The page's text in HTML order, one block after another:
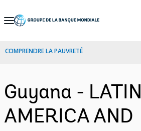
Skip
Navigation
COMPRENDRE LA PAUVRETÉ
Guyana - LATIN
AMERICA AND